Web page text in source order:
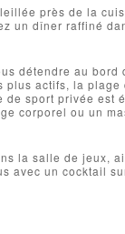
près de la
un dîner raffiné
détendre au
actifs, la plage
sport privée est
corporel ou un
la salle de jeux,
avec un cocktail